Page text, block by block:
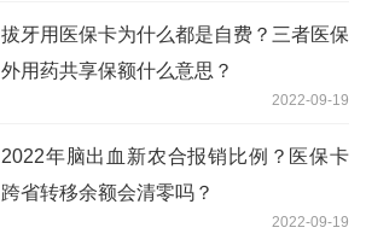
拔牙用医保卡为什么都是自费？三者医保
外用药共享保额什么意思？
2022-09-19
2022年脑出血新农合报销比例？医保卡
跨省转移余额会清零吗？
2022-09-19